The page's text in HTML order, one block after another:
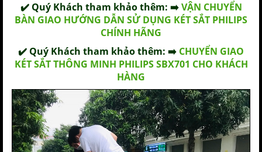
✔️ Quý Khách tham khảo thêm: ➡️VẬN CHUYỂN
BÀN GIAO HƯỚNG DẪN SỬ DỤNG KÉT SẮT PHILIPS
CHÍNH HÃNG
✔️ Quý Khách tham khảo thêm: ➡️ CHUYỂN GIAO
KÉT SẮT THÔNG MINH PHILIPS SBX701 CHO KHÁCH
HÀNG